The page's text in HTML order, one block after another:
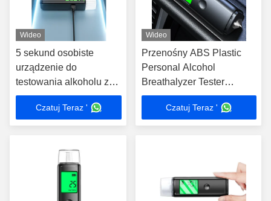
Wideo
5 sekund osobiste
urządzenie do
testowania alkoholu z
alarmem dźwiękowym
Czatuj Teraz '
Wideo
Przenośny ABS Plastic
Personal Alcohol
Breathalyzer Tester
Szybka reakcja
Czatuj Teraz '